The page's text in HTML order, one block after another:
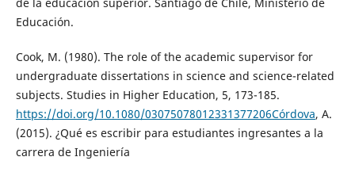
Educación.
Cook, M. (1980). The role of the academic supervisor for
undergraduate dissertations in science and science-related
subjects. Studies in Higher Education, 5, 173-185.
https://doi.org/10.1080/03075078012331377206Córdova, A.
(2015). ¿Qué es escribir para estudiantes ingresantes a la
carrera de Ingeniería